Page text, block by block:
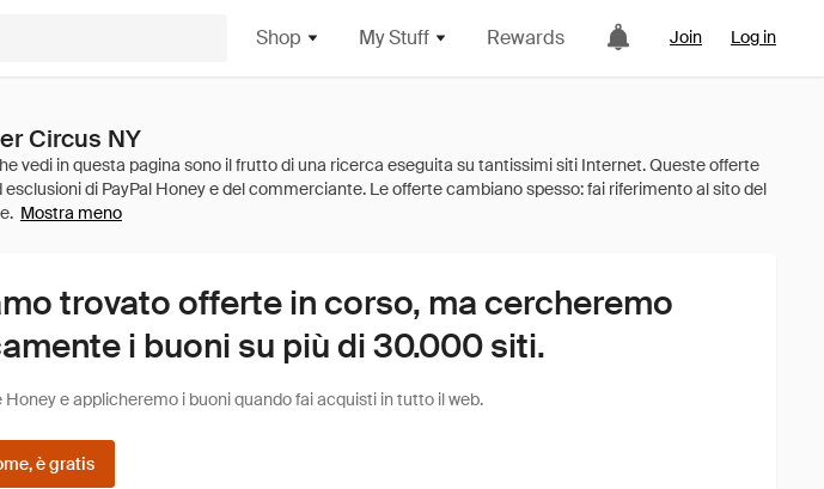
Shop My Stuff Rewards Join Log in
Circus NY
Mostra meno
trovato offerte in corso, ma cercheremo
i buoni su più di 30.000 siti.
e applicheremo i buoni quando fai acquisti in tutto il web.
è gratis